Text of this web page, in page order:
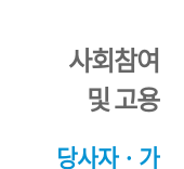
사회참여
및 고용
당사자 · 가